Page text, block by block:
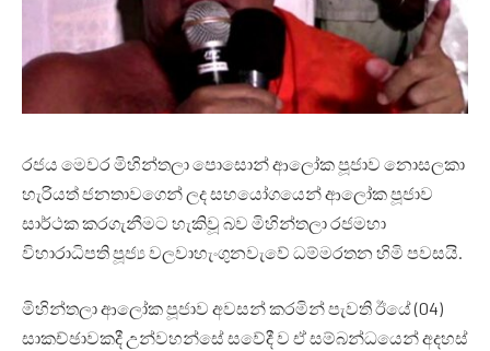
රජය මෙවර මිහින්තලා පොසොන් ආලෝක පූජාව නොසලකා
හැරියත් ජනතාවගෙන් ලද සහයෝගයෙන් ආලෝක පූජාව
සාර්ථක කරගැනීමට හැකිවූ බව මිහින්තලා රජමහා
විහාරාධිපති පූජ්‍ය වලවාහැංගුනවැවේ ධම්මරතන හිමි පවසයි.
මිහින්තලා ආලෝක පූජාව අවසන් කරමින් පැවති ඊයේ (04)
සාකච්ඡාවකදී උන්වහන්සේ සවේදී ව ඒ සම්බන්ධයෙන් අදහස්